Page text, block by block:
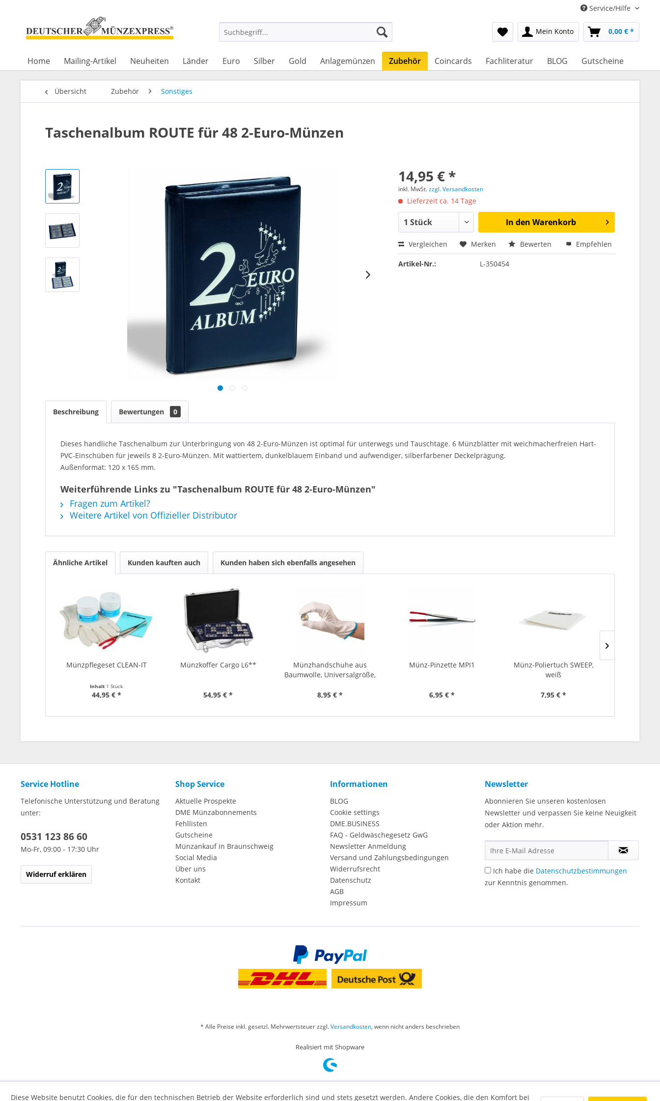
Service/Hilfe
Mein Konto 0,00 € *
Home Mailing-Artikel Neuheiten Länder Euro Silber Gold Anlagemünzen Zubehör Coincards Fachliteratur BLOG Gutscheine
Übersicht Zubehör Sonstiges
Taschenalbum ROUTE für 48 2-Euro-Münzen
14,95 € *
inkl. MwSt.zzgl. Versandkosten
Lieferzeit ca. 14 Tage
In den Warenkorb
Vergleichen Merken Bewerten Empfehlen
Artikel-Nr.: L-350454
Beschreibung Bewertungen 0
Dieses handliche Taschenalbum zur Unterbringung von 48 2-Euro-Münzen ist optimal für unterwegs und Tauschtage. 6 Münzblätter mit weichmacherfreien Hart-
PVC-Einschüben für jeweils 8 2-Euro-Münzen. Mit wattiertem, dunkelblauem Einband und aufwendiger, silberfarbener Deckelprägung.
Außenformat: 120 x 165 mm.
Weiterführende Links zu "Taschenalbum ROUTE für 48 2-Euro-Münzen"
Fragen zum Artikel?
Weitere Artikel von Offizieller Distributor
Ähnliche Artikel Kunden kauften auch Kunden haben sich ebenfalls angesehen
Münzpflegeset CLEAN-IT
Inhalt 1 Stück
44,95 € *
Münzkoffer Cargo L6**
54,95 € *
Münzhandschuhe aus
Baumwolle, Universalgröße,
8,95 € *
Münz-Pinzette MPI1
6,95 € *
Münz-Poliertuch SWEEP,
weiß
7,95 € *
Service Hotline
Telefonische Unterstützung und Beratung
unter:
0531 123 86 60
Mo-Fr, 09:00 - 17:30 Uhr
Widerruf erklären
Shop Service
Aktuelle Prospekte
DME Münzabonnements
Fehllisten
Gutscheine
Münzankauf in Braunschweig
Social Media
Über uns
Kontakt
Informationen
BLOG
Cookie settings
DME.BUSINESS
FAQ - Geldwäschegesetz GwG
Newsletter Anmeldung
Versand und Zahlungsbedingungen
Widerrufsrecht
Datenschutz
AGB
Impressum
Newsletter
Abonnieren Sie unseren kostenlosen
Newsletter und verpassen Sie keine Neuigkeit
oder Aktion mehr.
Ich habe die Datenschutzbestimmungen
zur Kenntnis genommen.
* Alle Preise inkl. gesetzl. Mehrwertsteuer zzgl.Versandkosten, wenn nicht anders beschrieben
Realisiert mit Shopware
Diese Website benutzt Cookies, die für den technischen Betrieb der Website erforderlich sind und stets gesetzt werden. Andere Cookies, die den Komfort bei